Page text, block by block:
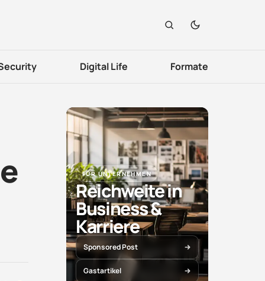
Digital Life Formate
FÜR UNTERNEHMEN
Reichweite in
Business &
Karriere
Sponsored Post
Gastartikel